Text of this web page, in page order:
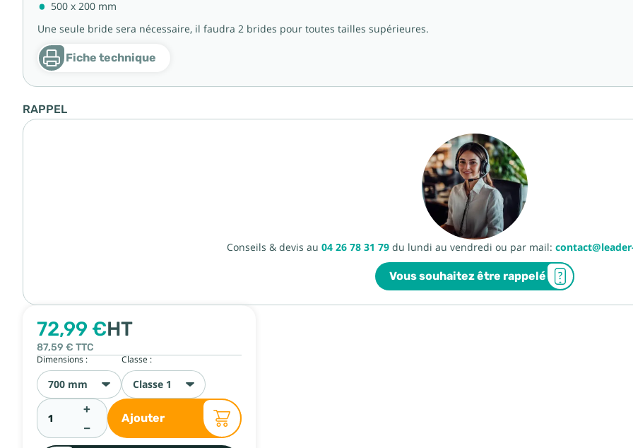
72,99 €HT
87,59 € TTC
Dimensions :
700 mm
Classe :
Classe 1
+
−
Ajouter
500 x 200 mm
Une seule bride sera nécessaire, il faudra 2 brides pour toutes tailles supérieures.
Fiche technique
RAPPEL
Conseils & devis au 04 26 78 31 79du lundi au vendredi ou par mail:
Vous souhaitez être rappelé